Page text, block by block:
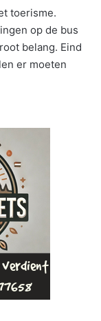
toerisme.
op de bus
belang. Eind
er moeten